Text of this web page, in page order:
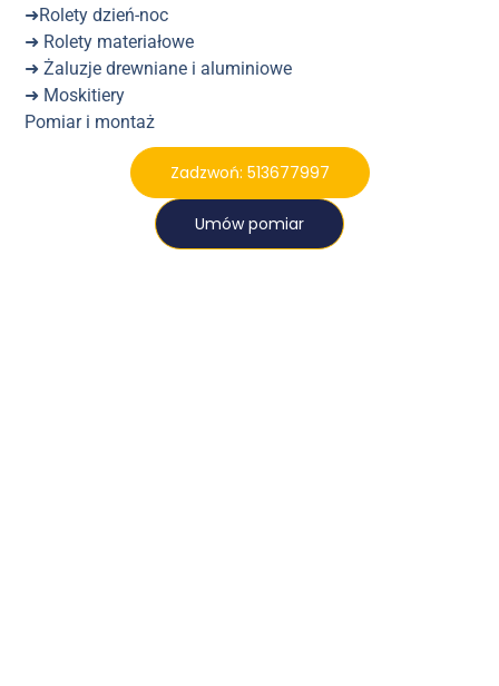
➜Rolety dzień-noc
➜ Rolety materiałowe
➜ Żaluzje drewniane i aluminiowe
➜ Moskitiery
Pomiar i montaż
Zadzwoń: 513677997
Umów pomiar